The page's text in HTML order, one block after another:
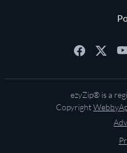
ezyZip® is a
Copyright